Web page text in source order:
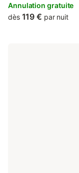
a terrace and free
Annulation gratuite
dès 119 € par nuit